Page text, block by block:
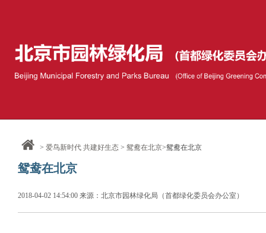
> 爱鸟新时代 共建好生态> 鸳鸯在北京>鸳鸯在北京
鸳鸯在北京
2018-04-02 14:54:00 来源：北京市园林绿化局（首都绿化委员会办公室）